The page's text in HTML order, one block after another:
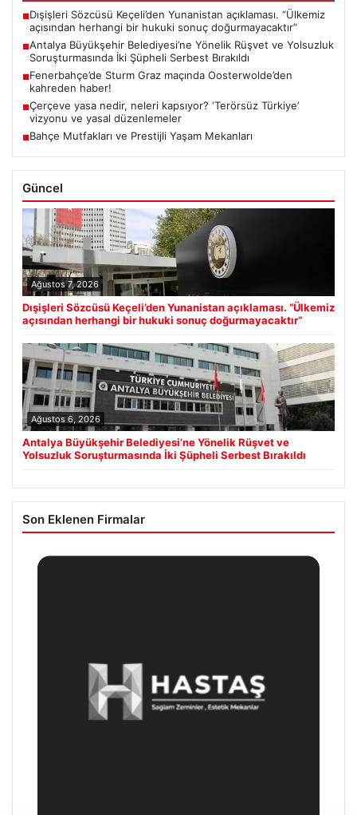
■Dışişleri Sözcüsü Keçeli’den Yunanistan açıklaması. “Ülkemiz
açısından herhangi bir hukuki sonuç doğurmayacaktır”
■Antalya Büyükşehir Belediyesi’ne Yönelik Rüşvet ve Yolsuzluk
Soruşturmasında İki Şüpheli Serbest Bırakıldı
■Fenerbahçe’de Sturm Graz maçında Oosterwolde’den
kahreden haber!
■Çerçeve yasa nedir, neleri kapsıyor? ‘Terörsüz Türkiye’
vizyonu ve yasal düzenlemeler
■Bahçe Mutfakları ve Prestijli Yaşam Mekanları
Güncel
Ağustos 7, 2026
Dışişleri Sözcüsü Keçeli’den Yunanistan açıklaması. “Ülkemiz
açısından herhangi bir hukuki sonuç doğurmayacaktır”
Ağustos 6, 2026
Antalya Büyükşehir Belediyesi’ne Yönelik Rüşvet ve
Yolsuzluk Soruşturmasında İki Şüpheli Serbest Bırakıldı
Son Eklenen Firmalar